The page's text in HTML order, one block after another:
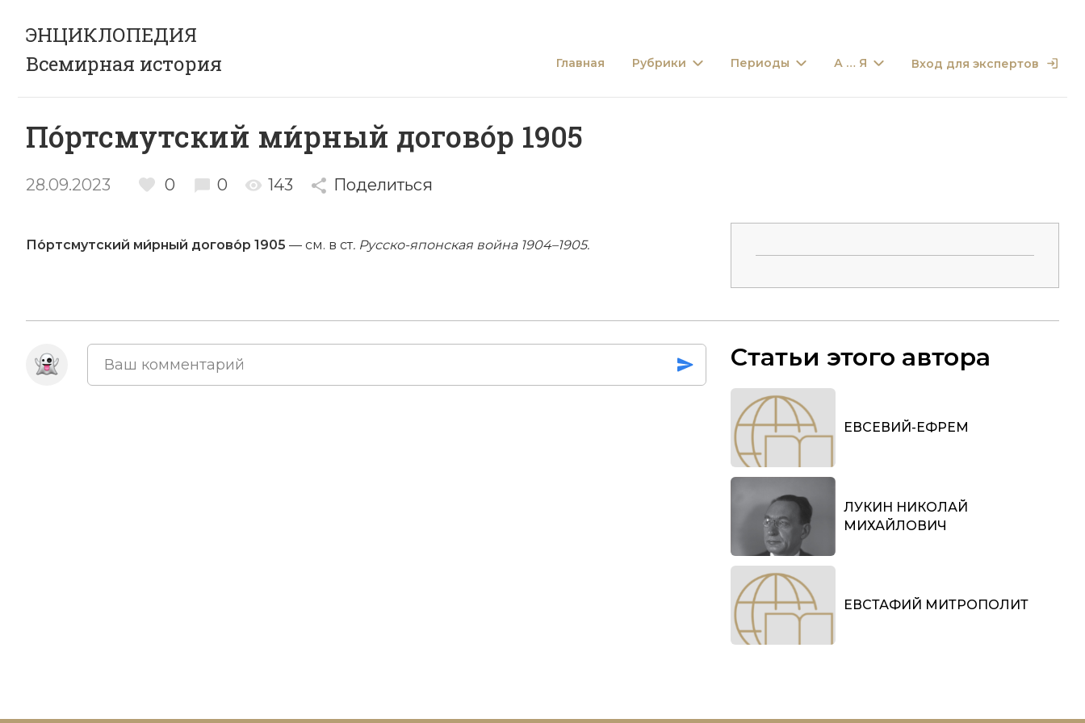
ЭНЦИКЛОПЕДИЯ
Всемирная история
Главная Рубрики Периоды А … Я Вход для экспертов
По́ртсмутский ми́рный догово́р 1905
28.09.2023 0 0 143 Поделиться
По́ртсмутский ми́рный догово́р 1905 — см. в ст. Русско-­японская вой­на 1904–1905.
Статьи этого автора
ЕВСЕВИЙ-ЕФРЕМ
ЛУКИН НИКОЛАЙ
МИХАЙЛОВИЧ
ЕВСТАФИЙ МИТРОПОЛИТ